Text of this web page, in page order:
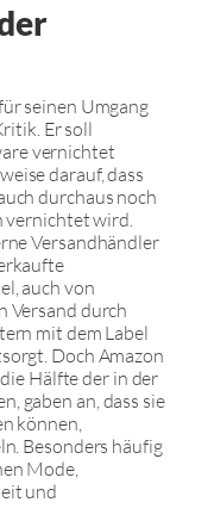
seinen Umgang
Er soll
vernichtet
darauf, dass
durchaus noch
vernichtet wird.
Versandhändler
auch von
Versand durch
mit dem Label
Doch Amazon
Hälfte der in der
gaben an, dass sie
können,
Besonders häufig
Mode,
und